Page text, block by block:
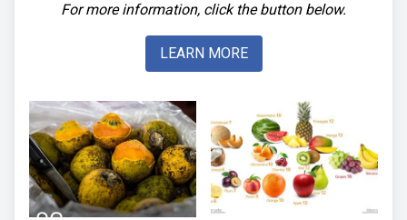
For more information, click the button below.
LEARN MORE